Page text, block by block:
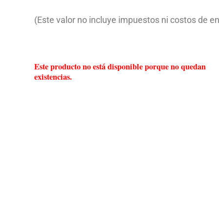
(Este valor no incluye impuestos ni costos de
Este producto no está disponible porque no quedan
existencias.